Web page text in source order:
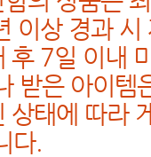
이상 경과 시
후 7일 이내
받은 아이템
상태에 따라
다.